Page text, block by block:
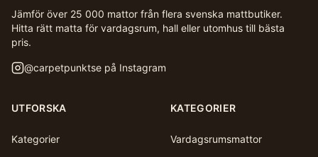
Jämför över 25 000 mattor från flera svenska mattbutiker.
Hitta rätt matta för vardagsrum, hall eller utomhus till bästa
pris.
@carpetpunktse på Instagram
UTFORSKA
Kategorier
KATEGORIER
Vardagsrumsmattor